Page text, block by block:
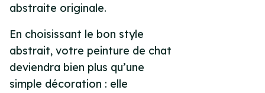
abstraite originale.
En choisissant le bon style
abstrait, votre peinture de chat
deviendra bien plus qu’une
simple décoration : elle